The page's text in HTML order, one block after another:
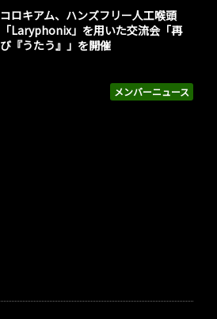
メンバーニュース
コロキアム、ハンズフリー人工喉頭
「Laryphonix」を用いた交流会「再
び『うたう』」を開催